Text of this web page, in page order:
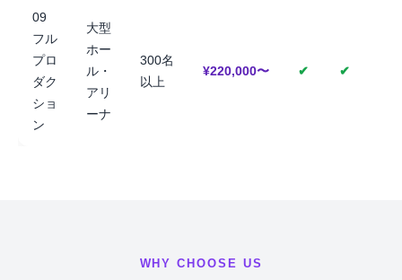
09
フル
プロ
ダク
ショ
ン
大型
ホー
ル・
アリ
ーナ
300名
以上
¥220,000〜 ✔ ✔
WHY CHOOSE US